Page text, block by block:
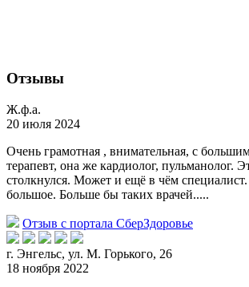
Отзывы
Ж.ф.а.
20 июля 2024
Очень грамотная , внимательная, с
терапевт, она же кардиолог, пульманолог.
столкнулся. Может и ещё в чём
большое. Больше бы таких врачей.....
Отзыв с портала СберЗдоровье
г. Энгельс, ул. М. Горького, 26
18 ноября 2022